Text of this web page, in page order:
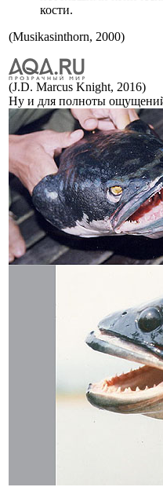
кости.
(Musikasinthorn, 2000)
(J.D. Marcus Knight, 2016)
Ну и для полноты